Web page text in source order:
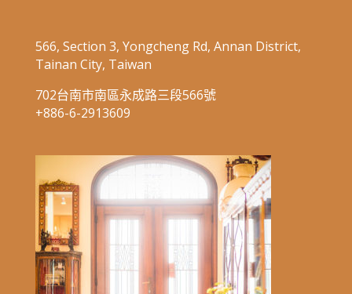
566, Section 3, Yongcheng Rd, Annan District,
Tainan City, Taiwan
702台南市南區永成路三段566號
+886-6-2913609